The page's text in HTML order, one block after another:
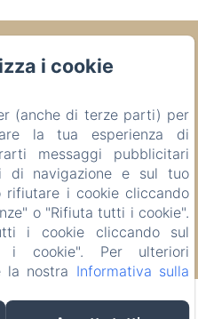
12051 , Italia
AFF-00048 / CIR
00019 CIN CAMERE:
APPARTAMENTI: IT
Amenitiz
Loading chunk 1322
i cookie
(anche di terze parti) per
la tua esperienza di
messaggi pubblicitari
di navigazione e sul tuo
rifiutare i cookie cliccando
o "Rifiuta tutti i cookie".
i cookie cliccando sul
i cookie". Per ulteriori
la nostra Informativa sulla